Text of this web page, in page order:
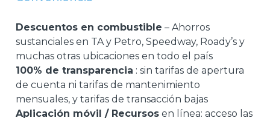
Descuentos en combustible – Ahorros
sustanciales en TA y Petro, Speedway, Roady’s y
muchas otras ubicaciones en todo el país
100% de transparencia : sin tarifas de apertura
de cuenta ni tarifas de mantenimiento
mensuales, y tarifas de transacción bajas
Aplicación móvil / Recursosen línea: acceso las